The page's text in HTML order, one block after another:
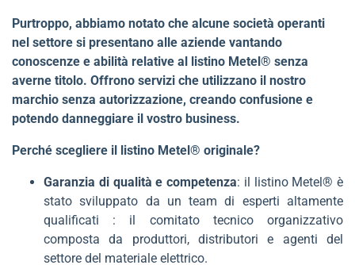
Purtroppo, abbiamo notato che alcune società operanti
nel settore si presentano alle aziende vantando
conoscenze e abilità relative al listino Metel® senza
averne titolo. Offrono servizi che utilizzano il nostro
marchio senza autorizzazione, creando confusione e
potendo danneggiare il vostro business.
Perché scegliere il listino Metel® originale?
Garanzia di qualità e competenza: il listino Metel® è
stato sviluppato da un team di esperti altamente
qualificati : il comitato tecnico organizzativo
composta da produttori, distributori e agenti del
settore del materiale elettrico.